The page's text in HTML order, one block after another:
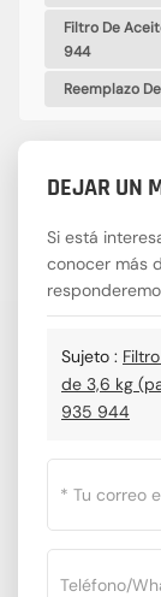
Filtro De
944
Reemplazo
DEJAR UN
Si está
conocer más
Sujeto :
de 3,6 kg
935 944